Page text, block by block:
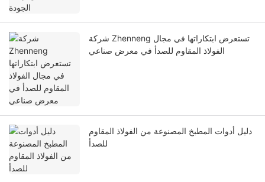
شركة Zhenneng تستعرض ابتكاراتها في مجال
الفولاذ المقاوم للصدأ في معرض صناعي
دليل أدوات المطبخ المصنوعة من الفولاذ المقاوم
للصدأ